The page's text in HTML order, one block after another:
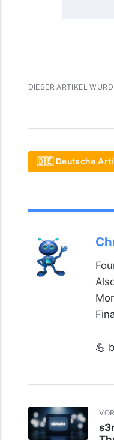
DIESER ARTIKEL
🇩🇪 Deutsche
💪